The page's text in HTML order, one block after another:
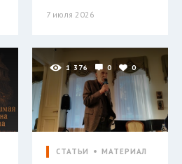
7 июля 2026
1 376 0 0
СТАТЬИ МАТЕРИАЛ